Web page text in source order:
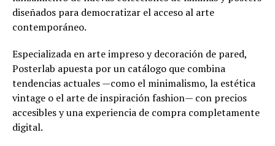
diseñados para democratizar el acceso al arte
contemporáneo.
Especializada en arte impreso y decoración de pared,
Posterlab apuesta por un catálogo que combina
tendencias actuales —como el minimalismo, la estética
vintage o el arte de inspiración fashion— con precios
accesibles y una experiencia de compra completamente
digital.